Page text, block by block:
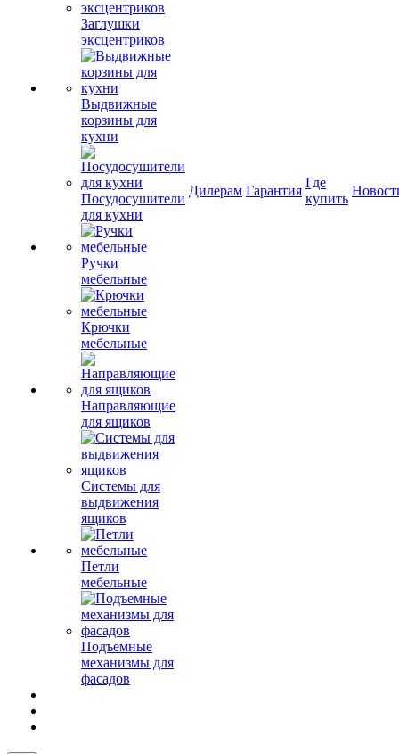
Заглушки
эксцентриков
Выдвижные
корзины для
кухни
Посудосушители
для кухни
Ручки
мебельные
Крючки
мебельные
Направляющие
для ящиков
Системы для
выдвижения
ящиков
Петли
мебельные
Подъемные
механизмы для
фасадов
Дилерам Гарантия
Где
купить